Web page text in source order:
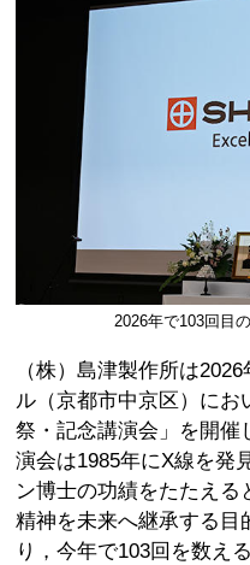
2026年で103回目
（株）島津製作所は
ル（京都市中京区）にお
祭・記念講演会」を開催
演会は1985年にX線を発
ン博士の功績をたたえ
精神を未来へ継承する目
り，今年で103回を数える